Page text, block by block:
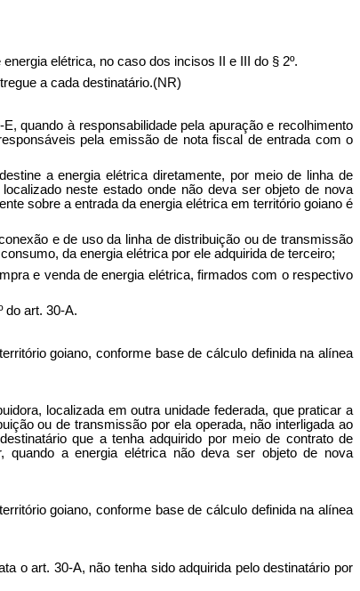
elétrica, no caso dos incisos II e III do § 2º.
a cada destinatário.(NR)
quando à responsabilidade pela apuração e recolhimento
pela emissão de nota fiscal de entrada com o
a energia elétrica diretamente, por meio de linha de
neste estado onde não deva ser objeto de nova
sobre a entrada da energia elétrica em território goiano é
e de uso da linha de distribuição ou de transmissão
da energia elétrica por ele adquirida de terceiro;
e venda de energia elétrica, firmados com o respectivo
do art. 30-A.
goiano, conforme base de cálculo definida na alínea
localizada em outra unidade federada, que praticar a
ou de transmissão por ela operada, não interligada ao
que a tenha adquirido por meio de contrato de
a energia elétrica não deva ser objeto de nova
goiano, conforme base de cálculo definida na alínea
o art. 30-A, não tenha sido adquirida pelo destinatário por